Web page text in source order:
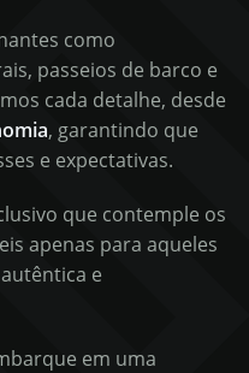
como
passeios de barco e
cada detalhe, desde
, garantindo que
e expectativas.
que contemple os
apenas para aqueles
e
em uma